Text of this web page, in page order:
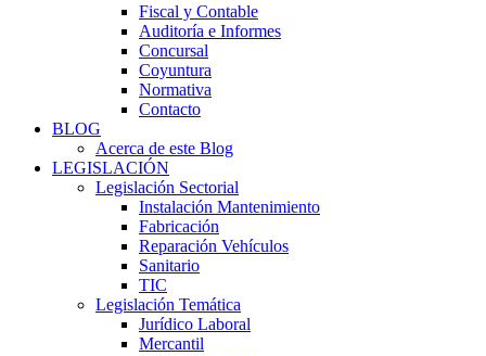
Fiscal y Contable
Auditoría e Informes
Concursal
Coyuntura
Normativa
Contacto
BLOG
Acerca de este Blog
LEGISLACIÓN
Legislación Sectorial
Instalación Mantenimiento
Fabricación
Reparación Vehículos
Sanitario
TIC
Legislación Temática
Jurídico Laboral
Mercantil